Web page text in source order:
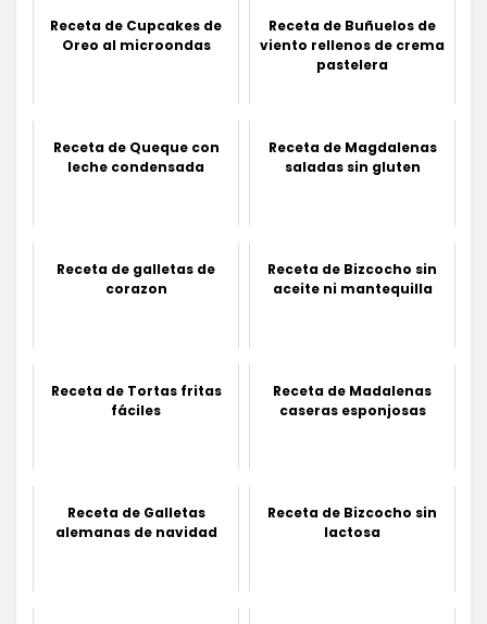
Receta de Cupcakes de
Oreo al microondas
Receta de Buñuelos de
viento rellenos de crema
pastelera
Receta de Queque con
leche condensada
Receta de Magdalenas
saladas sin gluten
Receta de galletas de
corazon
Receta de Bizcocho sin
aceite ni mantequilla
Receta de Tortas fritas
fáciles
Receta de Madalenas
caseras esponjosas
Receta de Galletas
alemanas de navidad
Receta de Bizcocho sin
lactosa